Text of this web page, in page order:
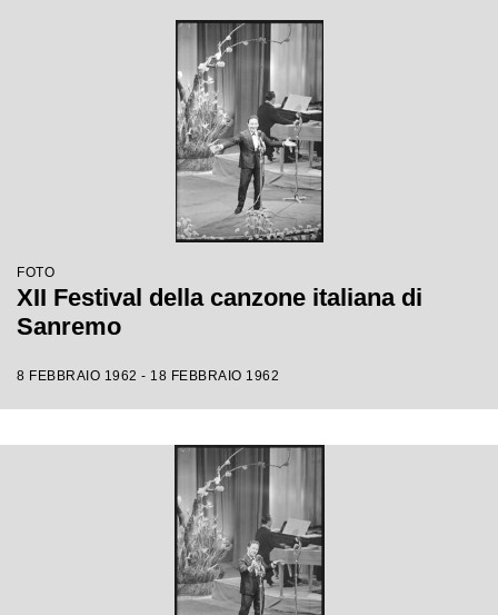
FOTO
XII Festival della canzone italiana di
Sanremo
8 FEBBRAIO 1962 - 18 FEBBRAIO 1962